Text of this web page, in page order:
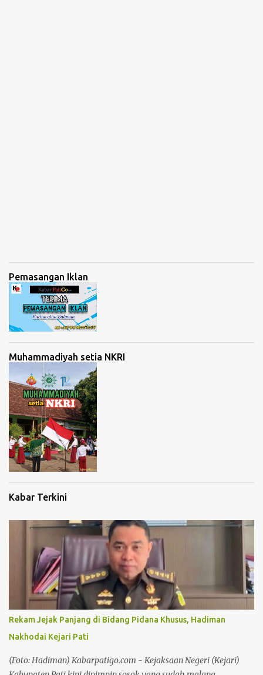
Pemasangan Iklan
Muhammadiyah setia NKRI
Kabar Terkini
Rekam Jejak Panjang di Bidang Pidana Khusus, Hadiman
Nakhodai Kejari Pati
(Foto: Hadiman) Kabarpatigo.com - Kejaksaan Negeri (Kejari)